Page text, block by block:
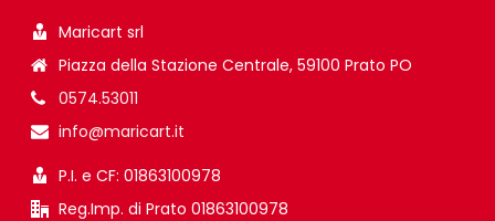
Maricart srl
Piazza della Stazione Centrale, 59100 Prato PO
0574.53011
info@maricart.it
P.I. e CF: 01863100978
Reg.Imp. di Prato 01863100978